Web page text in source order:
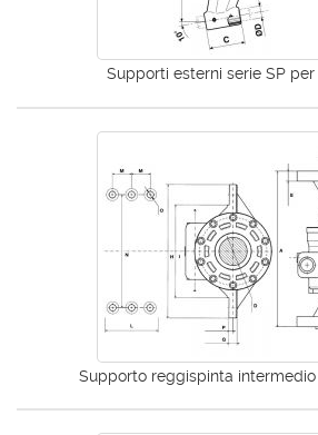
Supporti esterni serie SP
Supporto reggispinta intermedio